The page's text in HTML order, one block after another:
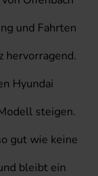
und Fahrten
hervorragend.
Hyundai
steigen.
gut wie keine
bleibt ein